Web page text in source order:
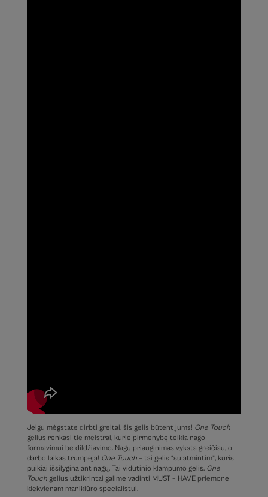
Jeigu mėgstate dirbti greitai, šis gelis būtent jums! One Touch
gelius renkasi tie meistrai, kurie pirmenybę teikia nago
formavimui be dildžiavimo. Nagų priauginimas vyksta greičiau, o
darbo laikas trumpėja! One Touch– tai gelis “su atmintim”, kuris
puikiai išsilygina ant nagų. Tai vidutinio klampumo gelis. One
Touchgelius užtikrintai galime vadinti MUST – HAVE priemone
kiekvienam manikiūro specialistui.